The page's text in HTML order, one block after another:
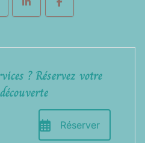
? Réservez votre
Réserver